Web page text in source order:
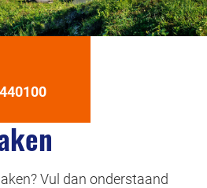
Vul dan onderstaand